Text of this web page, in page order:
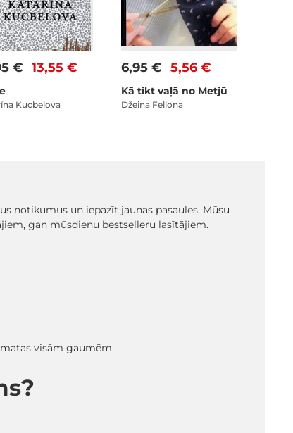
13,55 €
€
Kucbelova
5,56 €
6,95 €
Kā tikt vaļā no Metjū
Džeina Fellona
notikumus un iepazīt jaunas pasaules. Mūsu
gan mūsdienu bestselleru lasītājiem.
visām gaumēm.